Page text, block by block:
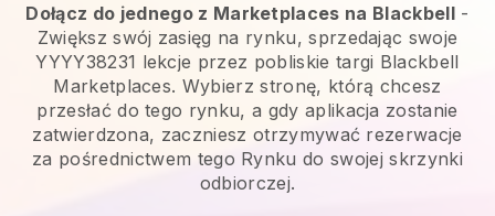
Dołącz do jednego z Marketplaces na Blackbell-
Zwiększ swój zasięg na rynku, sprzedając swoje
YYYY38231 lekcje przez pobliskie targi Blackbell
Marketplaces. Wybierz stronę, którą chcesz
przesłać do tego rynku, a gdy aplikacja zostanie
zatwierdzona, zaczniesz otrzymywać rezerwacje
za pośrednictwem tego Rynku do swojej skrzynki
odbiorczej.